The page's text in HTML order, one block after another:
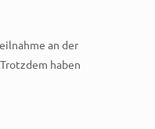
an der
haben